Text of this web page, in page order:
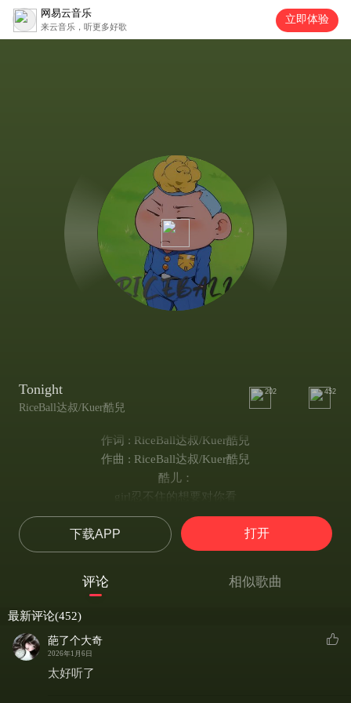
网易云音乐
来云音乐，听更多好歌
立即体验
Tonight
RiceBall达叔/Kuer酷兒
202 452
作词 : RiceBall达叔/Kuer酷兒
作曲 : RiceBall达叔/Kuer酷兒
酷儿：
girl忍不住的想要对你看
你的眼神里面藏着我们所有的期盼
为你写首情歌当然不会去摆烂
可你有时候的胡闹应该让我怎么办 wow
答应过你以后努力做个 super singer
下载APP 打开
评论 相似歌曲
最新评论(452)
葩了个大奇
2026年1月6日
太好听了